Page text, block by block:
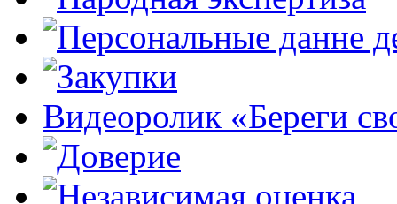
Видеоролик «Береги